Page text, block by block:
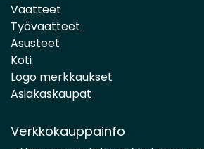
Vaatteet
Työvaatteet
Asusteet
Koti
Logo merkkaukset
Asiakaskaupat
Verkkokauppainfo